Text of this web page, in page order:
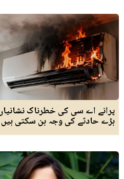
پرانے اے سی کی خطرناک
بڑے حادثے کی وجہ بن سکتی ہیں